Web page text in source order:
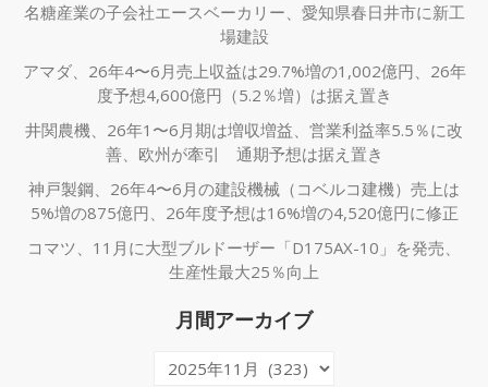
名糖産業の子会社エースベーカリー、愛知県春日井市に新工
場建設
アマダ、26年4〜6月売上収益は29.7%増の1,002億円、26年
度予想4,600億円（5.2％増）は据え置き
井関農機、26年1〜6月期は増収増益、営業利益率5.5％に改
善、欧州が牽引 通期予想は据え置き
神戸製鋼、26年4〜6月の建設機械（コベルコ建機）売上は
5%増の875億円、26年度予想は16%増の4,520億円に修正
コマツ、11月に大型ブルドーザー「D175AX-10」を発売、
生産性最大25％向上
月間アーカイブ